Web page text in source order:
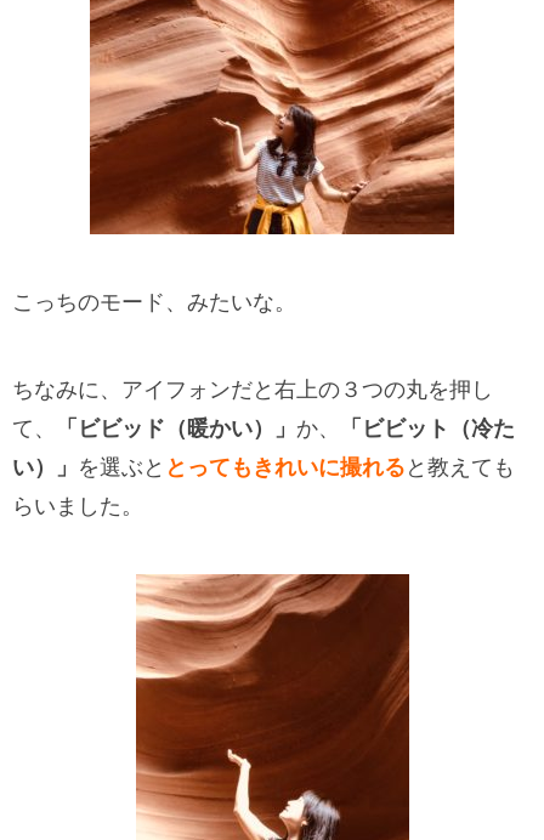
こっちのモード、みたいな。
ちなみに、アイフォンだと右上の３つの丸を押し
て、
「ビビッド（暖かい）」 か、
「ビビット（冷た
い）」 を選ぶと とってもきれいに撮れる と教えても
らいました。